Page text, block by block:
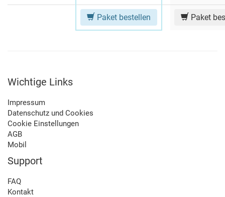
Paket bestellen Paket
Wichtige Links
Impressum
Datenschutz und Cookies
Cookie Einstellungen
AGB
Mobil
Support
FAQ
Kontakt